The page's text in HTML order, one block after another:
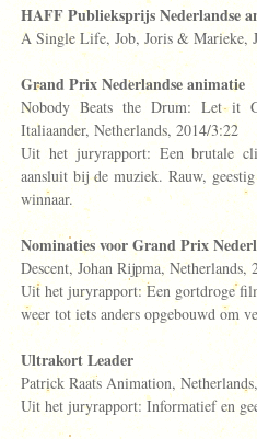
HAFF Publieksprijs Nederlandse
A Single Life, Job, Joris & Marieke,
Grand Prix Nederlandse animatie
Nobody Beats the Drum: Let it
Italiaander, Netherlands, 2014/3:22
Uit het juryrapport: Een brutale
aansluit bij de muziek. Rauw,
winnaar.
Nominaties voor Grand Prix
Descent, Johan Rijpma, Netherlands,
Uit het juryrapport: Een gortdroge
weer tot iets anders opgebouwd om
Ultrakort Leader
Patrick Raats Animation,
Uit het juryrapport: Informatief en